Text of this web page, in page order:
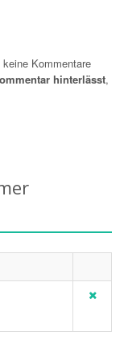
Kommentare
hinterlässt,